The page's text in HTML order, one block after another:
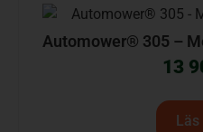
Automower® 305 –
13